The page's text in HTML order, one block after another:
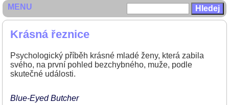
Krásná řeznice
Psychologický příběh krásné mladé ženy, která zabila
svého, na první pohled bezchybného, muže, podle
skutečné události.
Blue-Eyed Butcher
MENU